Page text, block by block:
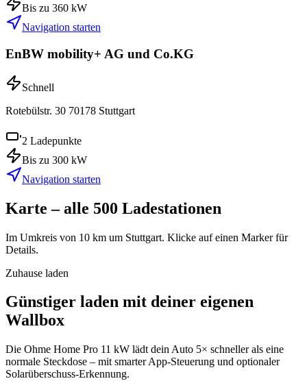
Bis zu 360 kW
Navigation starten
EnBW mobility+ AG und Co.KG
Schnell
Rotebülstr. 30 70178 Stuttgart
2 Ladepunkte
Bis zu 300 kW
Navigation starten
Karte – alle 500 Ladestationen
Im Umkreis von 10 km um Stuttgart. Klicke auf einen Marker für
Details.
Zuhause laden
Günstiger laden mit deiner eigenen
Wallbox
Die Ohme Home Pro 11 kW lädt dein Auto 5× schneller als eine
normale Steckdose – mit smarter App-Steuerung und optionaler
Solarüberschuss-Erkennung.